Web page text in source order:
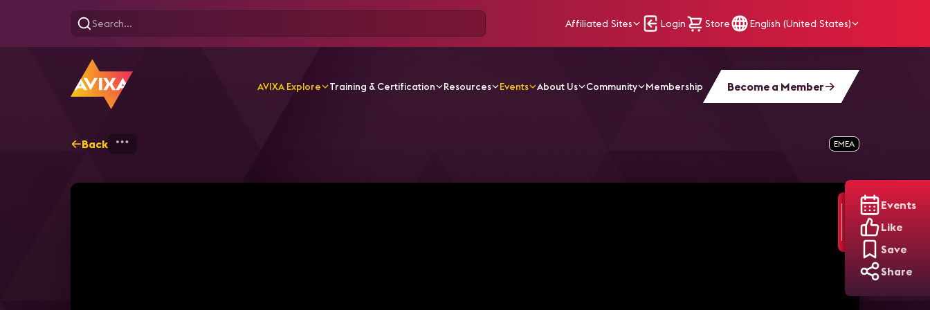
Affiliated Sites Login Store English (United States)
AVIXA Explore Training & Certification Resources Events About Us Community Membership Become a Member
Events
Like
Save
Share
Back EMEA